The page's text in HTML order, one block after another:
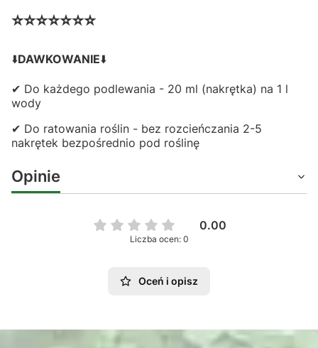
⭐⭐⭐⭐⭐⭐⭐
⬇️DAWKOWANIE⬇️
✔ Do każdego podlewania - 20 ml (nakrętka) na 1 l
wody
✔ Do ratowania roślin - bez rozcieńczania 2-5
nakrętek bezpośrednio pod roślinę
Opinie
0.00
Liczba ocen: 0
Oceń i opisz